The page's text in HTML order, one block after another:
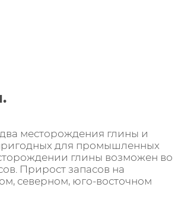
месторождения глины и
для промышленных
глины возможен во
Прирост запасов на
северном, юго-восточном